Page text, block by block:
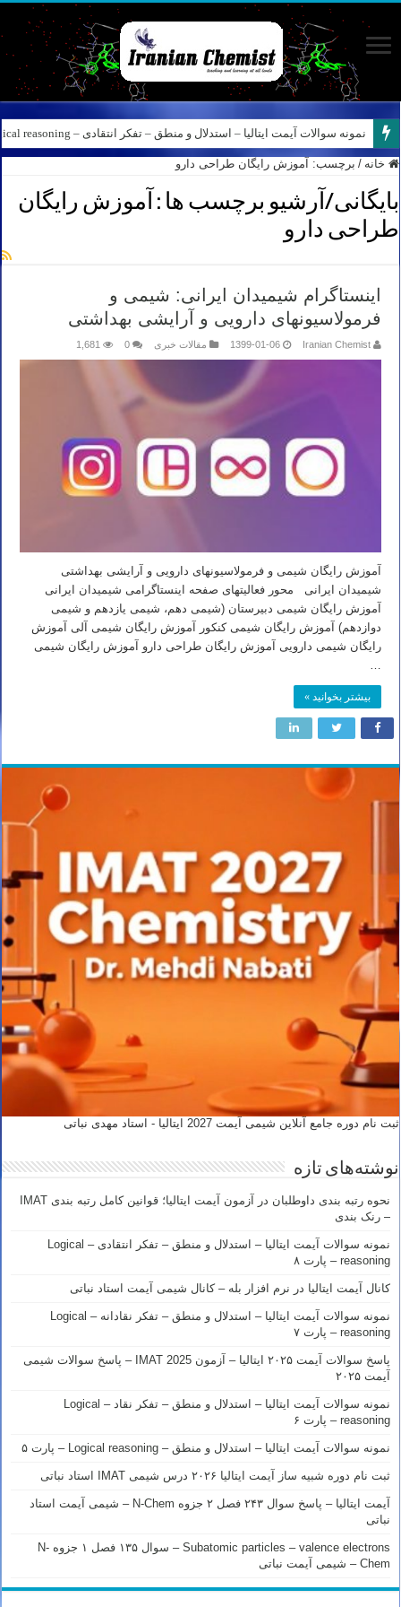
نمونه سوالات آیمت ایتالیا – استدلال و منطق – تفکر انتقادی – Logical reasoning – پارت ۸
خانه / برچسب: آموزش رایگان طراحی دارو
بایگانی/آرشیو برچسب ها : آموزش رایگان
طراحی دارو
اینستاگرام شیمیدان ایرانی: شیمی و
فرمولاسیونهای دارویی و آرایشی بهداشتی
Iranian Chemist
1399-01-06 مقالات خبری 0
1,681
آموزش رایگان شیمی و فرمولاسیونهای دارویی و آرایشی بهداشتی
شیمیدان ایرانی محور فعالیتهای صفحه اینستاگرامی شیمیدان ایرانی
آموزش رایگان شیمی دبیرستان (شیمی دهم، شیمی یازدهم و شیمی
دوازدهم) آموزش رایگان شیمی کنکور آموزش رایگان شیمی آلی آموزش
رایگان شیمی دارویی آموزش رایگان طراحی دارو آموزش رایگان شیمی
بیشتر بخوانید »
ثبت نام دوره جامع آنلاین شیمی آیمت 2027 ایتالیا - استاد مهدی نباتی
نوشته‌های تازه
نحوه رتبه بندی داوطلبان در آزمون آیمت ایتالیا؛ قوانین کامل رتبه بندی IMAT
– رنک بندی
نمونه سوالات آیمت ایتالیا – استدلال و منطق – تفکر انتقادی – Logical
reasoning – پارت ۸
کانال آیمت ایتالیا در نرم افزار بله – کانال شیمی آیمت استاد نباتی
نمونه سوالات آیمت ایتالیا – استدلال و منطق – تفکر نقادانه – Logical
reasoning – پارت ۷
پاسخ سوالات آیمت ۲۰۲۵ ایتالیا – آزمون IMAT 2025 – پاسخ سوالات شیمی
آیمت ۲۰۲۵
نمونه سوالات آیمت ایتالیا – استدلال و منطق – تفکر نقاد – Logical
reasoning – پارت ۶
نمونه سوالات آیمت ایتالیا – استدلال و منطق – Logical reasoning – پارت ۵
ثبت نام دوره شبیه ساز آیمت ایتالیا ۲۰۲۶ درس شیمی IMAT استاد نباتی
آیمت ایتالیا – پاسخ سوال ۲۴۳ فصل ۲ جزوه N-Chem – شیمی آیمت استاد
نباتی
Subatomic particles – valence electrons – سوال ۱۳۵ فصل ۱ جزوه N-
Chem – شیمی آیمت نباتی